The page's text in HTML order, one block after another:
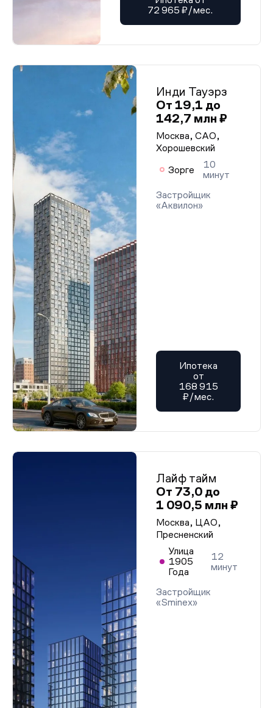
72 965 ₽/мес.
Инди Тауэрз
От 19,1 до
142,7 млн ₽
Москва, САО,
Хорошевский
Зорге
10
минут
Застройщик
«Аквилон»
Ипотека
от
168 915
₽/мес.
Лайф тайм
От 73,0 до
1 090,5 млн ₽
Москва, ЦАО,
Пресненский
Улица
1905
Года
12
минут
Застройщик
«Sminex»